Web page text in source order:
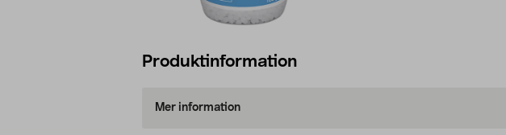
Produktinformation
Mer information